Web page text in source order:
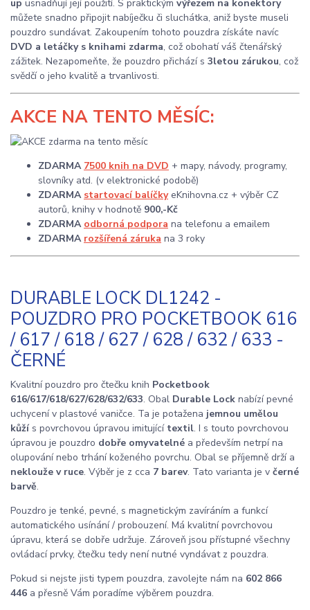
up usnadňují její použití. S praktickým výřezem na konektory
můžete snadno připojit nabíječku či sluchátka, aniž byste museli
pouzdro sundávat. Zakoupením tohoto pouzdra získáte navíc
DVD a letáčky s knihami zdarma, což obohatí váš čtenářský
zážitek. Nezapomeňte, že pouzdro přichází s 3letou zárukou, což
svědčí o jeho kvalitě a trvanlivosti.
AKCE NA TENTO MĚSÍC:
ZDARMA 7500 knih na DVD + mapy, návody, programy,
slovníky atd. (v elektronické podobě)
ZDARMA startovací balíčkyeKnihovna.cz + výběr CZ
autorů, knihy v hodnotě 900,-Kč
ZDARMA odborná podpora na telefonu a emailem
ZDARMA rozšířená záruka na 3 roky
DURABLE LOCK DL1242 -
POUZDRO PRO POCKETBOOK 616
/ 617 / 618 / 627 / 628 / 632 / 633 -
ČERNÉ
Kvalitní pouzdro pro čtečku knih Pocketbook
616/617/618/627/628/632/633. Obal Durable Lock nabízí pevné
uchycení v plastové vaničce. Ta je potažena jemnou umělou
kůžís povrchovou úpravou imitující textil. I s touto povrchovou
úpravou je pouzdro dobře omyvatelné a především netrpí na
olupování nebo trhání koženého povrchu. Obal se příjemně drží a
neklouže v ruce. Výběr je z cca 7 barev. Tato varianta je v černé
barvě.
Pouzdro je tenké, pevné, s magnetickým zavíráním a funkcí
automatického usínání / probouzení. Má kvalitní povrchovou
úpravu, která se dobře udržuje. Zároveň jsou přístupné všechny
ovládací prvky, čtečku tedy není nutné vyndávat z pouzdra.
Pokud si nejste jisti typem pouzdra, zavolejte nám na 602 866
446 a přesně Vám poradíme výběrem pouzdra.